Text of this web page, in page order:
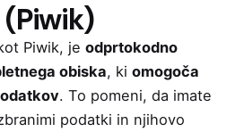
Piwik, je odprtokodno
obiska, ki omogoča
. To pomeni, da imate
podatki in njihovo